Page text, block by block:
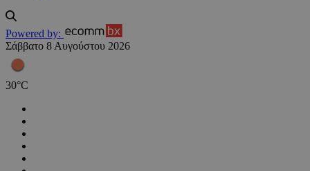
Powered by:
Σάββατο 8 Αυγούστου 2026
30°C